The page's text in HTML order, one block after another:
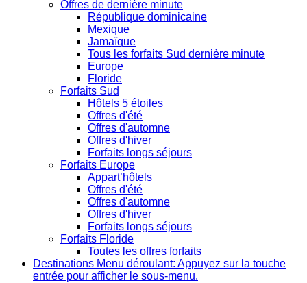
Offres de dernière minute
République dominicaine
Mexique
Jamaïque
Tous les forfaits Sud dernière minute
Europe
Floride
Forfaits Sud
Hôtels 5 étoiles
Offres d'été
Offres d'automne
Offres d'hiver
Forfaits longs séjours
Forfaits Europe
Appart’hôtels
Offres d'été
Offres d'automne
Offres d'hiver
Forfaits longs séjours
Forfaits Floride
Toutes les offres forfaits
Destinations Menu déroulant: Appuyez sur la touche
entrée pour afficher le sous-menu.